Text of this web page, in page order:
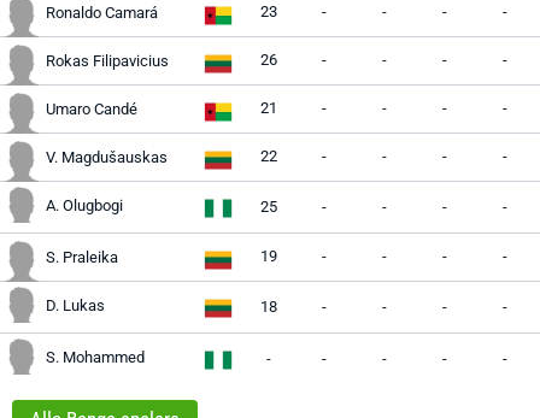
Ronaldo Camará 23 - - - -
Rokas Filipavicius 26 - - - -
Umaro Candé 21 - - - -
V. Magdušauskas 22 - - - -
A. Olugbogi 25 - - - -
S. Praleika 19 - - - -
D. Lukas 18 - - - -
S. Mohammed - - - - -